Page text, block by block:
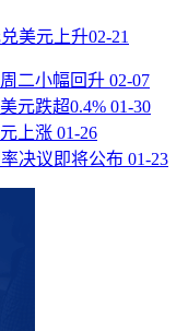
美元上升02-21
二小幅回升 02-07
元跌超0.4% 01-30
上涨 01-26
决议即将公布 01-23